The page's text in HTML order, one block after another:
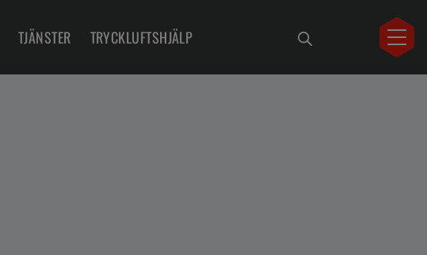
TJÄNSTER TRYCKLUFTSHJÄLP